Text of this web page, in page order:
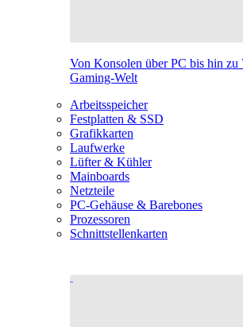
Von Konsolen über PC bis hin zu
Gaming-Welt
Arbeitsspeicher
Festplatten & SSD
Grafikkarten
Laufwerke
Lüfter & Kühler
Mainboards
Netzteile
PC-Gehäuse & Barebones
Prozessoren
Schnittstellenkarten